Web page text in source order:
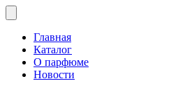
Главная
Каталог
О парфюме
Новости